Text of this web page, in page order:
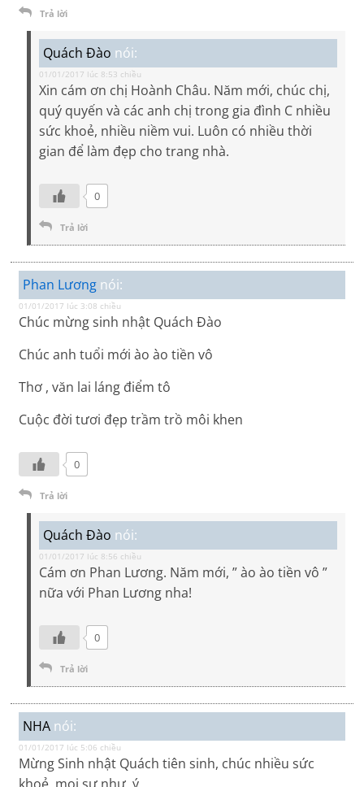
Trả lời
Quách Đào nói:
01/01/2017 lúc 8:53 chiều
Xin cám ơn chị Hoành Châu. Năm mới, chúc chị,
quý quyến và các anh chị trong gia đình C nhiều
sức khoẻ, nhiều niềm vui. Luôn có nhiều thời
gian để làm đẹp cho trang nhà.
0
Trả lời
Phan Lương nói:
01/01/2017 lúc 3:08 chiều
Chúc mừng sinh nhật Quách Đào
Chúc anh tuổi mới ào ào tiền vô
Thơ , văn lai láng điểm tô
Cuộc đời tươi đẹp trầm trồ môi khen
0
Trả lời
Quách Đào nói:
01/01/2017 lúc 8:56 chiều
Cám ơn Phan Lương. Năm mới, ” ào ào tiền vô ”
nữa với Phan Lương nha!
0
Trả lời
NHA nói:
01/01/2017 lúc 5:06 chiều
Mừng Sinh nhật Quách tiên sinh, chúc nhiều sức